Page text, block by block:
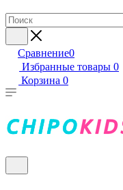
Сравнение0
Избранные товары 0
Корзина 0